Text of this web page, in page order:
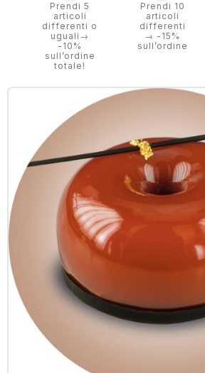
Prendi 5
articoli
differenti o
uguali→
-10%
sull’ordine
totale!
Prendi 10
articoli
differenti
→ -15%
sull’ordine